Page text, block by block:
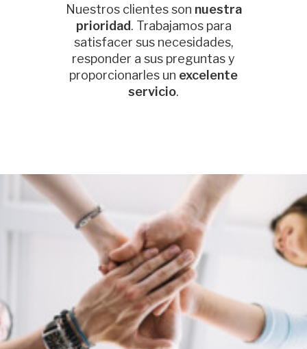
Nuestros clientes son nuestra
prioridad. Trabajamos para
satisfacer sus necesidades,
responder a sus preguntas y
proporcionarles un excelente
servicio.